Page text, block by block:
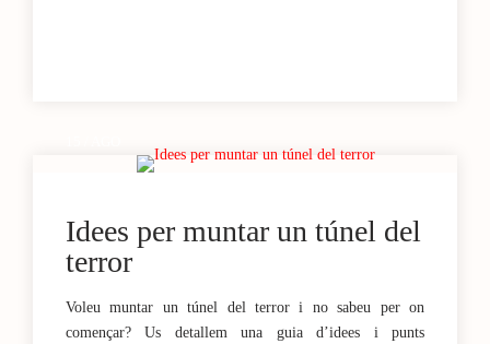
Idees per muntar un túnel del
terror
Voleu muntar un túnel del terror i no sabeu per on
començar? Us detallem una guia d’idees i punts